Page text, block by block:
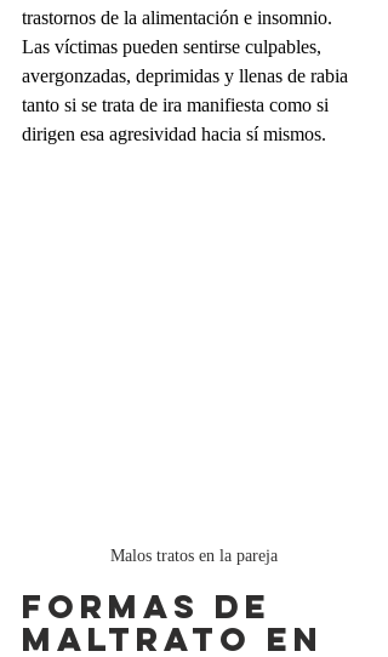
trastornos de la alimentación e insomnio.
Las víctimas pueden sentirse culpables,
avergonzadas, deprimidas y llenas de rabia
tanto si se trata de ira manifiesta como si
dirigen esa agresividad hacia sí mismos.
Malos tratos en la pareja
Formas de
maltrato en